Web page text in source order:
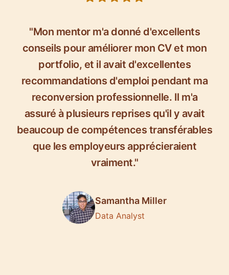
"Mon mentor m'a donné d'excellents
conseils pour améliorer mon CV et mon
portfolio, et il avait d'excellentes
recommandations d'emploi pendant ma
reconversion professionnelle. Il m'a
assuré à plusieurs reprises qu'il y avait
beaucoup de compétences transférables
que les employeurs apprécieraient
vraiment."
Samantha Miller
Data Analyst